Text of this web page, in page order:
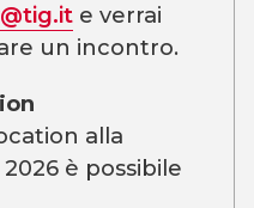
e verrai
un incontro.
alla
è possibile